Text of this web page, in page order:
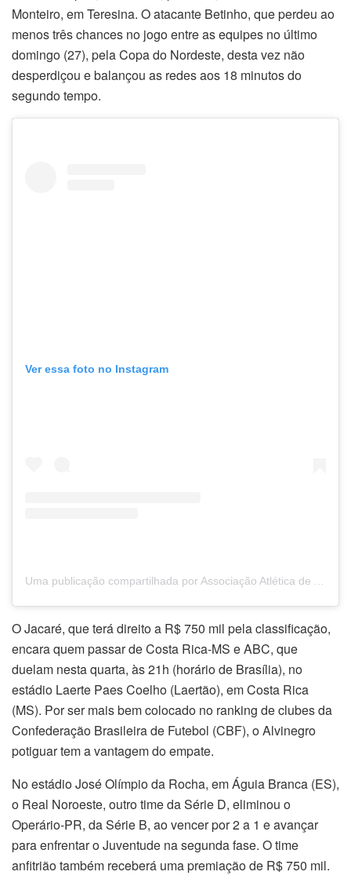
Monteiro, em Teresina. O atacante Betinho, que perdeu ao
menos três chances no jogo entre as equipes no último
domingo (27), pela Copa do Nordeste, desta vez não
desperdiçou e balançou as redes aos 18 minutos do
segundo tempo.
Ver essa foto no Instagram
O Jacaré, que terá direito a R$ 750 mil pela classificação,
encara quem passar de Costa Rica-MS e ABC, que
duelam nesta quarta, às 21h (horário de Brasília), no
estádio Laerte Paes Coelho (Laertão), em Costa Rica
(MS). Por ser mais bem colocado no ranking de clubes da
Confederação Brasileira de Futebol (CBF), o Alvinegro
potiguar tem a vantagem do empate.
No estádio José Olímpio da Rocha, em Águia Branca (ES),
o Real Noroeste, outro time da Série D, eliminou o
Operário-PR, da Série B, ao vencer por 2 a 1 e avançar
para enfrentar o Juventude na segunda fase. O time
anfitrião também receberá uma premiação de R$ 750 mil.